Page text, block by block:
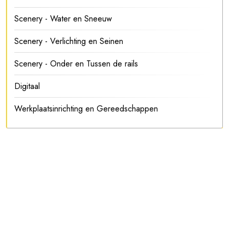
Scenery - Water en Sneeuw
Scenery - Verlichting en Seinen
Scenery - Onder en Tussen de rails
Digitaal
Werkplaatsinrichting en Gereedschappen